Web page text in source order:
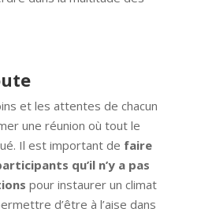
et les attentes de chacun
une réunion où tout le
Il est important de faire
qu’il n’y a pas
pour instaurer un climat
d’être à l’aise dans